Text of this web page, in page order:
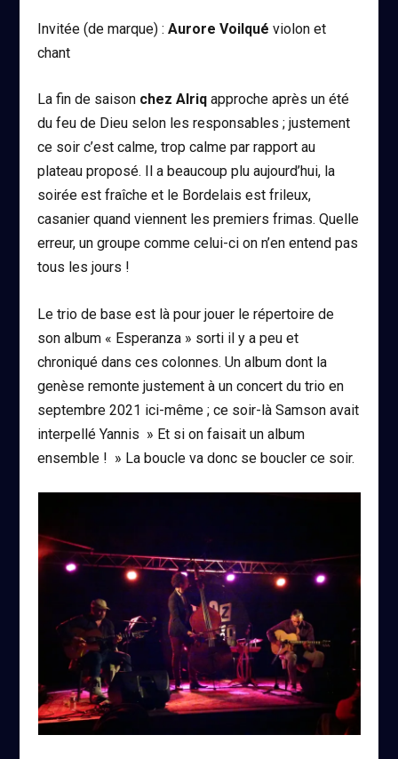
Invitée (de marque) :Aurore Voilquéviolon et
chant
La fin de saison chez Alriq approche après un été
du feu de Dieu selon les responsables ; justement
ce soir c’est calme, trop calme par rapport au
plateau proposé. Il a beaucoup plu aujourd’hui, la
soirée est fraîche et le Bordelais est frileux,
casanier quand viennent les premiers frimas. Quelle
erreur, un groupe comme celui-ci on n’en entend pas
tous les jours !
Le trio de base est là pour jouer le répertoire de
son album « Esperanza » sorti il y a peu et
chroniqué dans ces colonnes. Un album dont la
genèse remonte justement à un concert du trio en
septembre 2021 ici-même ; ce soir-là Samson avait
interpellé Yannis » Et si on faisait un album
ensemble ! » La boucle va donc se boucler ce soir.